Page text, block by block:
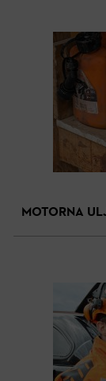
MOTORNA